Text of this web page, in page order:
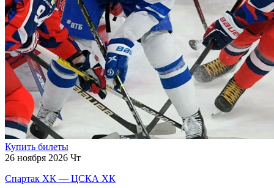
Купить билеты
26 ноября 2026 Чт
Спартак ХК — ЦСКА ХК